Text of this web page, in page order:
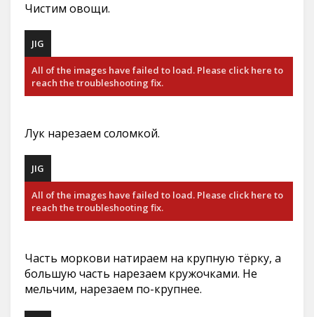
Чистим овощи.
JIG
All of the images have failed to load. Please click here to
reach the troubleshooting fix.
Лук нарезаем соломкой.
JIG
All of the images have failed to load. Please click here to
reach the troubleshooting fix.
Часть моркови натираем на крупную тёрку, а
большую часть нарезаем кружочками. Не
мельчим, нарезаем по-крупнее.